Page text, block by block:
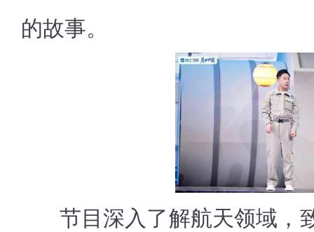
的故事。
节目深入了解航天领域，